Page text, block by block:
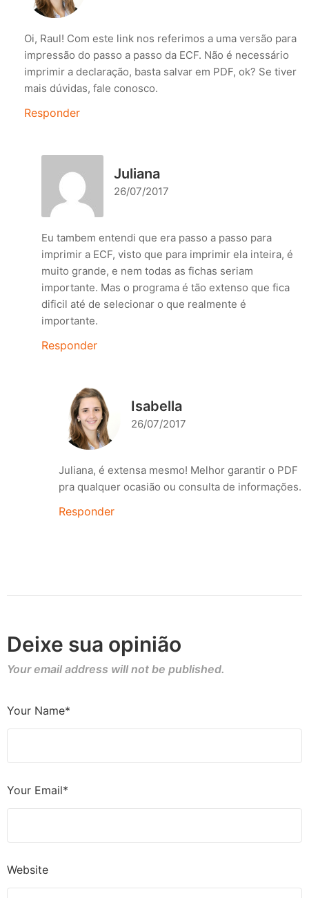
Oi, Raul! Com este link nos referimos a uma versão para
impressão do passo a passo da ECF. Não é necessário
imprimir a declaração, basta salvar em PDF, ok? Se tiver
mais dúvidas, fale conosco.
Responder
Juliana
26/07/2017
Eu tambem entendi que era passo a passo para
imprimir a ECF, visto que para imprimir ela inteira, é
muito grande, e nem todas as fichas seriam
importante. Mas o programa é tão extenso que fica
dificil até de selecionar o que realmente é
importante.
Responder
Isabella
26/07/2017
Juliana, é extensa mesmo! Melhor garantir o PDF
pra qualquer ocasião ou consulta de informações.
Responder
Deixe sua opinião
Your email address will not be published.
Your Name*
Your Email*
Website